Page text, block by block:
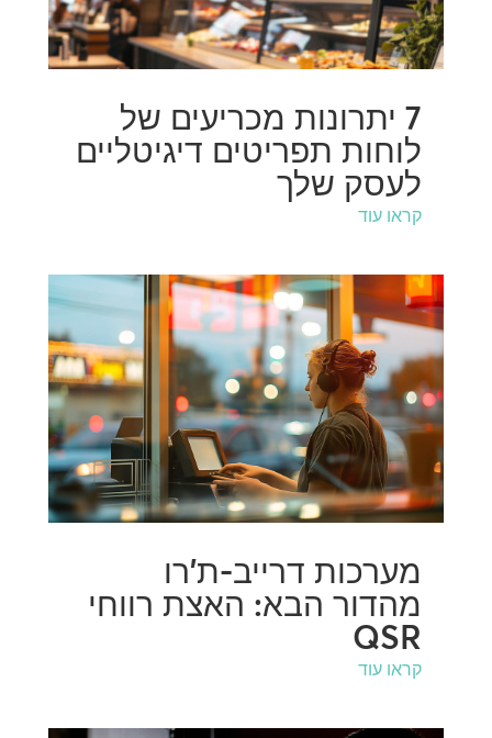
7 יתרונות מכריעים של
לוחות תפריטים דיגיטליים
לעסק שלך
קראו עוד
מערכות דרייב-ת'רו
מהדור הבא: האצת רווחי
QSR
קראו עוד